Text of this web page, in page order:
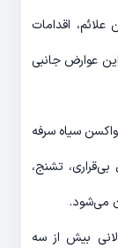
اقدامات
عوارض جانبی
سیاه سرفه
تشنج،
می‌شود.
بیش از سه